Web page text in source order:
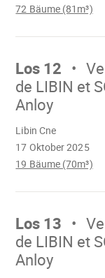
72 Bäume (81m³)
Mach
Los 12
de LIBIN et
Anloy
17 Oktober 2025
Libin Cne
19 Bäume (70m³)
Mach
Los 13
de LIBIN et
Anloy